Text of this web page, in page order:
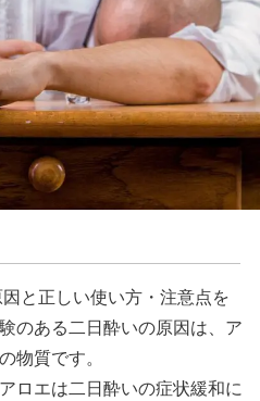
と正しい使い方・注意点を
のある二日酔いの原因は、ア
物質です。
ロエは二日酔いの症状緩和に